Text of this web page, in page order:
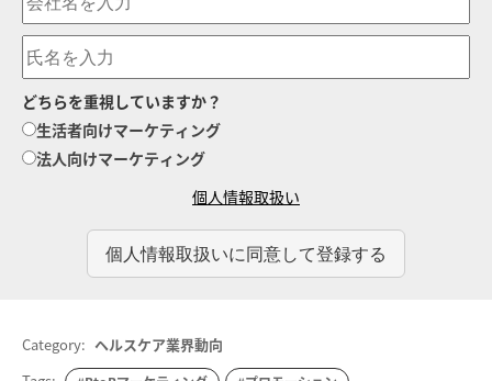
どちらを重視していますか？
生活者向けマーケティング
法人向けマーケティング
個人情報取扱い
Category: ヘルスケア業界動向